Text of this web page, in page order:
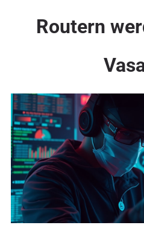
Routern